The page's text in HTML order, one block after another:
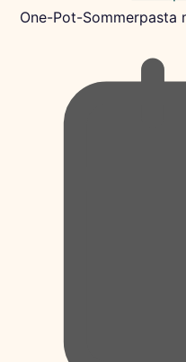
One-Pot-Sommerpasta